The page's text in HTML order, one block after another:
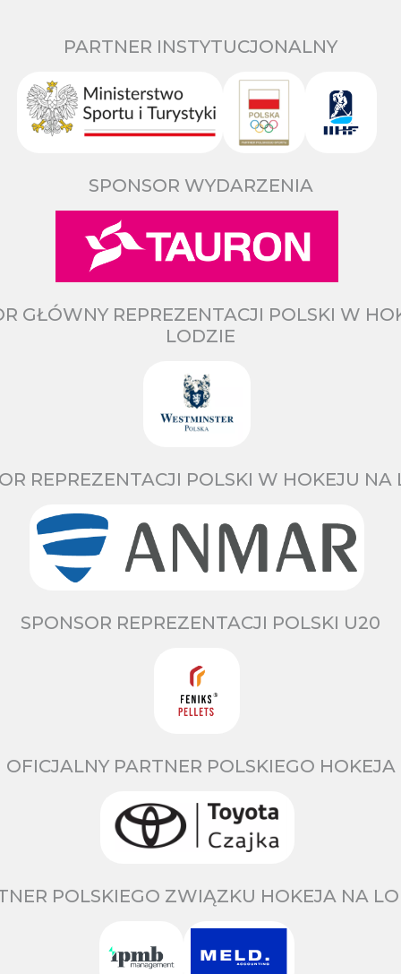
PARTNER INSTYTUCJONALNY
SPONSOR WYDARZENIA
GŁÓWNY REPREZENTACJI POLSKI W
LODZIE
REPREZENTACJI POLSKI W HOKEJU NA
SPONSOR REPREZENTACJI POLSKI U20
OFICJALNY PARTNER POLSKIEGO HOKEJA
POLSKIEGO ZWIĄZKU HOKEJA NA